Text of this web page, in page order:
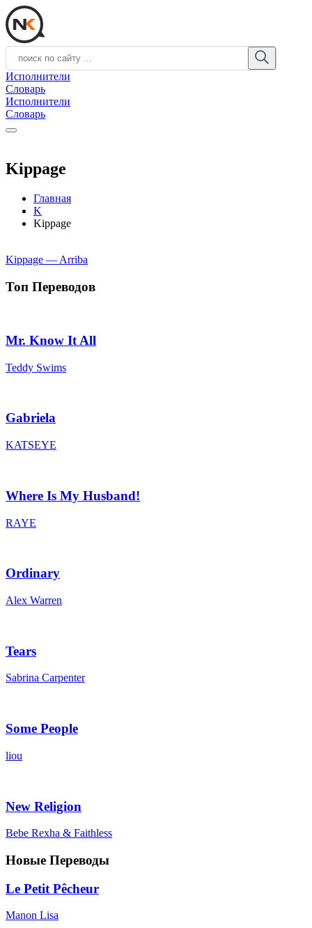
Исполнители
Словарь
Исполнители
Словарь
Kippage
Главная
K
Kippage
Kippage — Arriba
Топ Переводов
Mr. Know It All
Teddy Swims
Gabriela
KATSEYE
Where Is My Husband!
RAYE
Ordinary
Alex Warren
Tears
Sabrina Carpenter
Some People
liou
New Religion
Bebe Rexha & Faithless
Новые Переводы
Le Petit Pêcheur
Manon Lisa